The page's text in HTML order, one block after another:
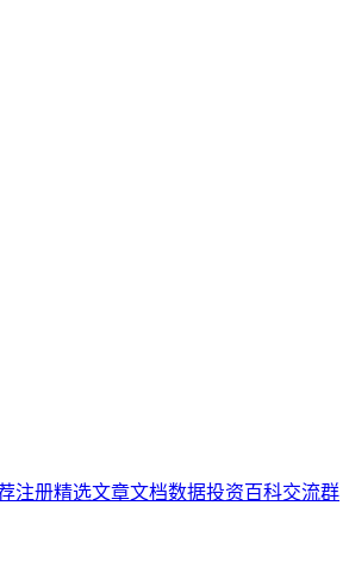
注册精选文章文档数据投资百科交流群